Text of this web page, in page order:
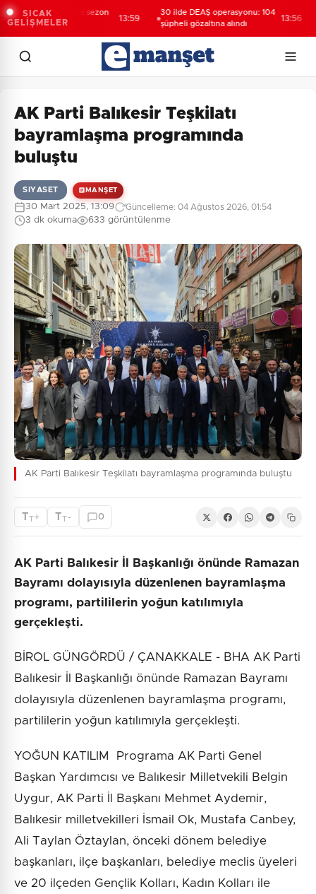
SICAK
GELİŞMELER
1. Lig'de yeni sezon
başlıyor
13:59
30 ilde DEAŞ operasyonu: 104
şüpheli gözaltına alındı
13:56
AK Parti Balıkesir Teşkilatı
bayramlaşma programında
buluştu
SIYASET MANŞET
30 Mart 2025, 13:09 Güncelleme: 04 Ağustos 2026, 01:54
3 dk okuma 633 görüntülenme
AK Parti Balıkesir Teşkilatı bayramlaşma programında buluştu
TT+ TT - 0
AK Parti Balıkesir İl Başkanlığı önünde Ramazan
Bayramı dolayısıyla düzenlenen bayramlaşma
programı, partililerin yoğun katılımıyla
gerçekleşti.
BİROL GÜNGÖRDÜ / ÇANAKKALE - BHA AK Parti
Balıkesir İl Başkanlığı önünde Ramazan Bayramı
dolayısıyla düzenlenen bayramlaşma programı,
partililerin yoğun katılımıyla gerçekleşti.
YOĞUN KATILIM Programa AK Parti Genel
Başkan Yardımcısı ve Balıkesir Milletvekili Belgin
Uygur, AK Parti İl Başkanı Mehmet Aydemir,
Balıkesir milletvekilleri İsmail Ok, Mustafa Canbey,
Ali Taylan Öztaylan, önceki dönem belediye
başkanları, ilçe başkanları, belediye meclis üyeleri
ve 20 ilçeden Gençlik Kolları, Kadın Kolları ile